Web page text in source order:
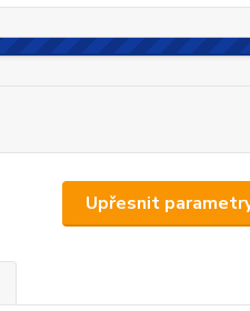
Upřesnit